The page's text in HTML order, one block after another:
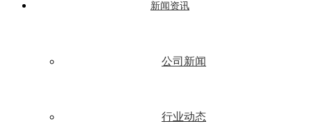
新闻资讯
公司新闻
行业动态